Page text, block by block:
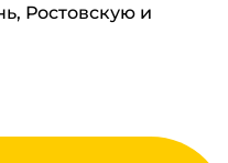
Ростовскую и